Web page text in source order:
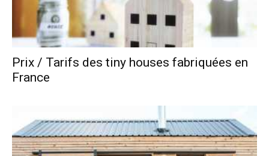
Prix / Tarifs des tiny houses fabriquées en
France